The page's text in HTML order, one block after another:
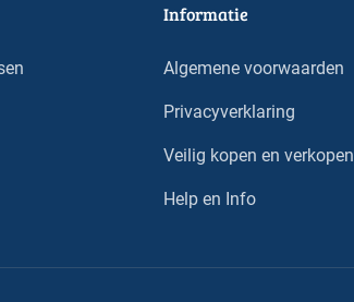
Informatie
Algemene voorwaarden
Privacyverklaring
Veilig kopen en verkopen
Help en Info